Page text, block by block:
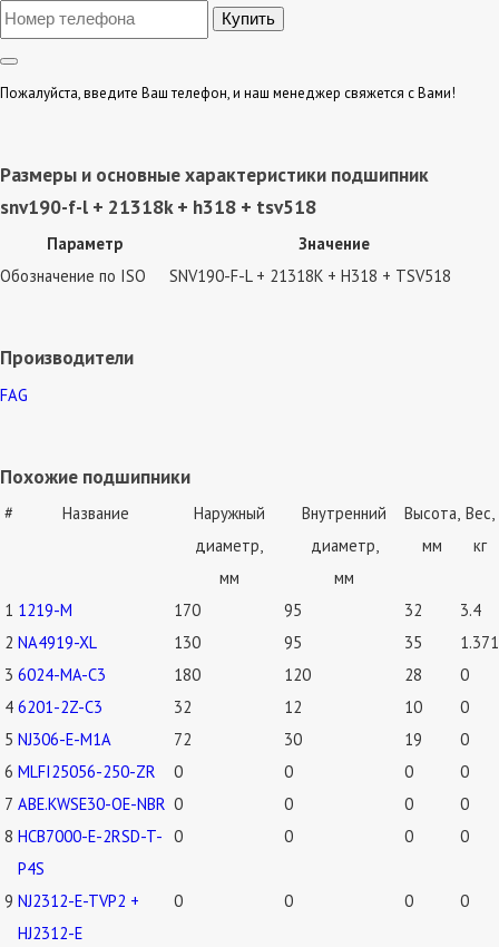
Пожалуйста, введите Ваш телефон, и наш менеджер свяжется с Вами!
Размеры и основные характеристики подшипник
snv190-f-l + 21318k + h318 + tsv518
Параметр
Значение
Обозначение по ISO
SNV190-F-L + 21318K + H318 + TSV518
Производители
FAG
Похожие подшипники
# Название
Наружный
диаметр,
мм
Внутренний
диаметр,
мм
Высота,
мм
Вес,
кг
1 1219-M 170 95 32
3.4
2 NA4919-XL 130 95 35
1.371
3 6024-MA-C3 180 120 28
0
4 6201-2Z-C3 32 12 10
0
5 NJ306-E-M1A 72 30 19
0
6 MLFI25056-250-ZR 0 0 0
0
7 ABE.KWSE30-OE-NBR 0 0 0
0
8 HCB7000-E-2RSD-T-
P4S
0 0 0 0
9 NJ2312-E-TVP2 +
HJ2312-E
0 0 0 0